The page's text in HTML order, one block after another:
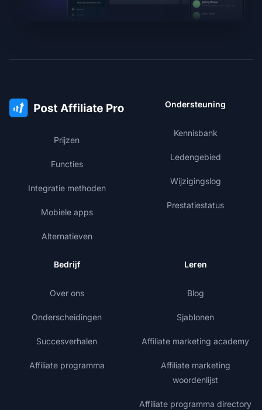
Prijzen
Functies
Integratie methoden
Mobiele apps
Alternatieven
Ondersteuning
Kennisbank
Ledengebied
Wijzigingslog
Prestatiestatus
Bedrijf
Over ons
Onderscheidingen
Succesverhalen
Affiliate programma
Leren
Blog
Sjablonen
Affiliate marketing academy
Affiliate marketing
woordenlijst
Affiliate programma directory